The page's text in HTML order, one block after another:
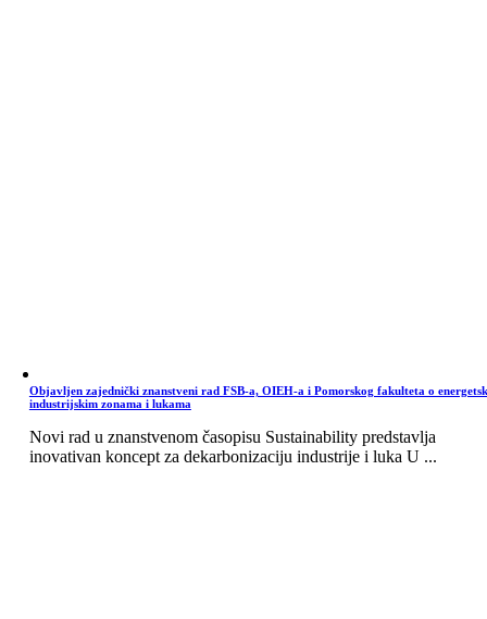
Objavljen zajednički znanstveni rad FSB-a, OIEH-a i Pomorskog fakulteta o
industrijskim zonama i lukama
Novi rad u znanstvenom časopisu Sustainability predstavlja
inovativan koncept za dekarbonizaciju industrije i luka U ...